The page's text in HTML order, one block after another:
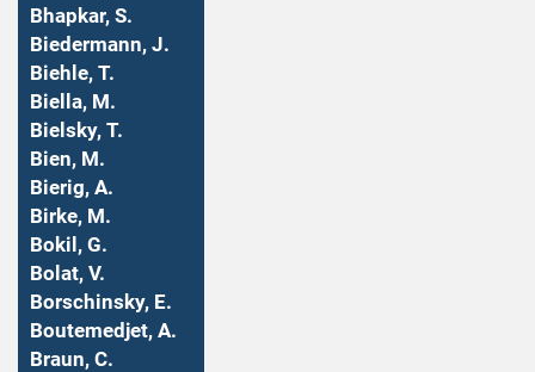
Bhapkar, S.
Biedermann, J.
Biehle, T.
Biella, M.
Bielsky, T.
Bien, M.
Bierig, A.
Birke, M.
Bokil, G.
Bolat, V.
Borschinsky, E.
Boutemedjet, A.
Braun, C.